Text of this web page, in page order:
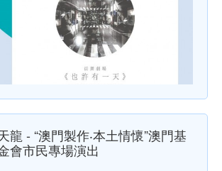
龍 - “澳門製作‧本土情懷”澳門基
會市民專場演出